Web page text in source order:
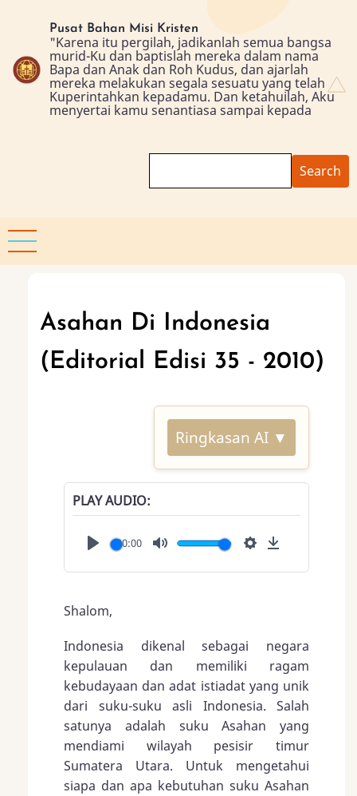
content
Pusat Bahan Misi Kristen
"Karena itu pergilah, jadikanlah semua bangsa
murid-Ku dan baptislah mereka dalam nama
Bapa dan Anak dan Roh Kudus, dan ajarlah
mereka melakukan segala sesuatu yang telah
Kuperintahkan kepadamu. Dan ketahuilah, Aku
menyertai kamu senantiasa sampai kepada
Asahan Di Indonesia
(Editorial Edisi 35 - 2010)
Ringkasan AI ▼
PLAY AUDIO
00:00
Shalom,
Indonesia dikenal sebagai negara
kepulauan dan memiliki ragam
kebudayaan dan adat istiadat yang unik
dari suku-suku asli Indonesia. Salah
satunya adalah suku Asahan yang
mendiami wilayah pesisir timur
Sumatera Utara. Untuk mengetahui
siapa dan apa kebutuhan suku Asahan